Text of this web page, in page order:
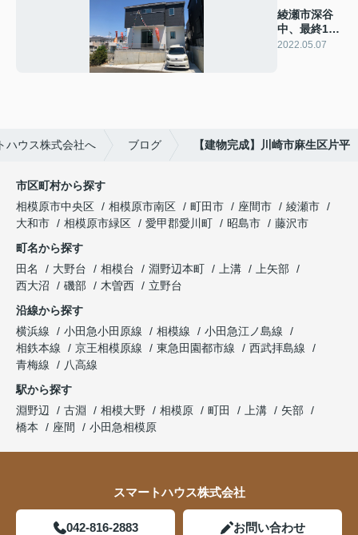
綾瀬市深谷
中、最終1棟
となりまし
2022.05.07
ハウス株式会社へ ブログ 【建物完成】川崎市麻生区片平
市区町村から探す
相模原市中央区
相模原市南区 町田市 座間市
綾瀬市
大和市
相模原市緑区 愛甲郡愛川町 昭島市
藤沢市
町名から探す
田名
大野台 相模台 淵野辺本町 上溝
上矢部
西大沼
磯部 木曽西
立野台
沿線から探す
横浜線
小田急小田原線 相模線
小田急江ノ島線
相鉄本線
京王相模原線 東急田園都市線
西武拝島線
青梅線
八高線
駅から探す
淵野辺
古淵 相模大野 相模原 町田 上溝
矢部
橋本
座間 小田急相模原
スマートハウス株式会社
042-816-2883 お問い合わせ